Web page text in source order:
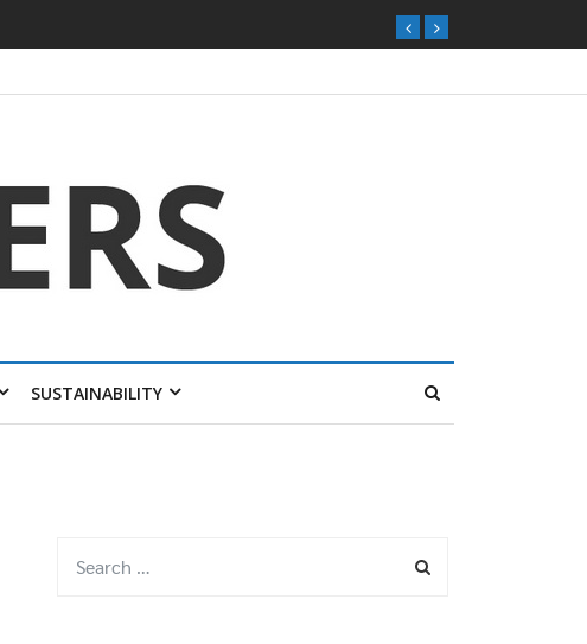
SUSTAINABILITY